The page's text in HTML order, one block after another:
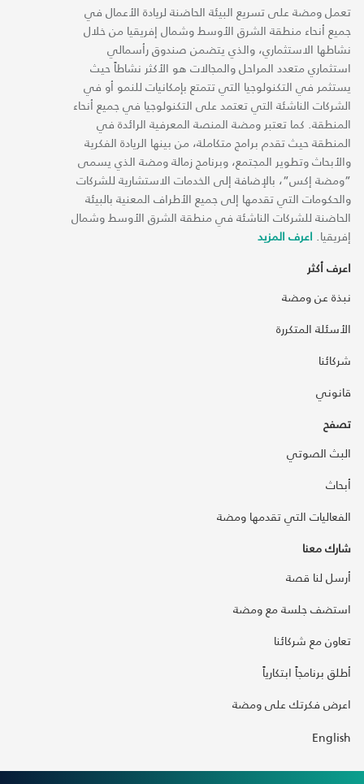
تعمل ومضة على تسريع البيئة الحاضنة لريادة الأعمال في
جميع أنحاء منطقة الشرق الأوسط وشمال إفريقيا من خلال
نشاطها الاستثماري، والذي يتضمن صندوق رأسمالي
استثماري متعدد المراحل والمجالات هو الأكثر نشاطاً حيث
يستثمر في التكنولوجيا التي تتمتع بإمكانيات للنمو أو في
الشركات الناشئة التي تعتمد على التكنولوجيا في جميع أنحاء
المنطقة. كما تعتبر ومضة المنصة المعرفية الرائدة في
المنطقة حيث تقدم برامج متكاملة، من بينها الريادة الفكرية
والأبحاث وتطوير المجتمع، وبرنامج زمالة ومضة الذي يسمى
“ومضة إكس“، بالإضافة إلى الخدمات الاستشارية للشركات
والحكومات التي تقدمها إلى جميع الأطراف المعنية بالبيئة
الحاضنة للشركات الناشئة في منطقة الشرق الأوسط وشمال
إفريقيا. اعرف المزيد
اعرف أكثر
نبذة عن ومضة
الأسئلة المتكررة
شركائنا
قانوني
تصفح
البث الصوتي
أبحاث
الفعاليات التي تقدمها ومضة
شارك معنا
أرسل لنا قصة
استضف جلسة مع ومضة
تعاون مع شركائنا
أطلق برنامجاً ابتكارياً
اعرض فكرتك على ومضة
English